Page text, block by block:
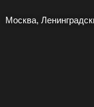
Москва,